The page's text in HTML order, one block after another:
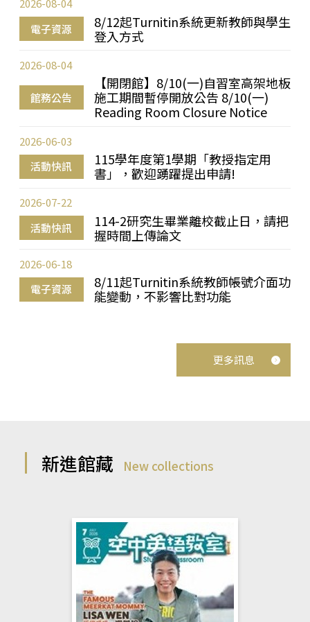
電子資源
8/12起Turnitin系統更新教師與學生
登入方式
2026-08-04
館務公告
【開閉館】8/10(一)自習室高架地板
施工期間暫停開放公告 8/10(一)
Reading Room Closure Notice
2026-08-04
活動快訊
115學年度第1學期「教授指定用
書」，歡迎踴躍提出申請!
2026-06-03
活動快訊
114-2研究生畢業離校截止日，請把
握時間上傳論文
2026-07-22
電子資源
8/11起Turnitin系統教師帳號介面功
能變動，不影響比對功能
2026-06-18
更多訊息
新進館藏 New collections